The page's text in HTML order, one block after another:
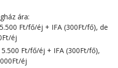
ára:
Ft/fő/éj + IFA (300Ft/fő), de
éj
Ft/fő/éj + IFA (300Ft/fő),
éj